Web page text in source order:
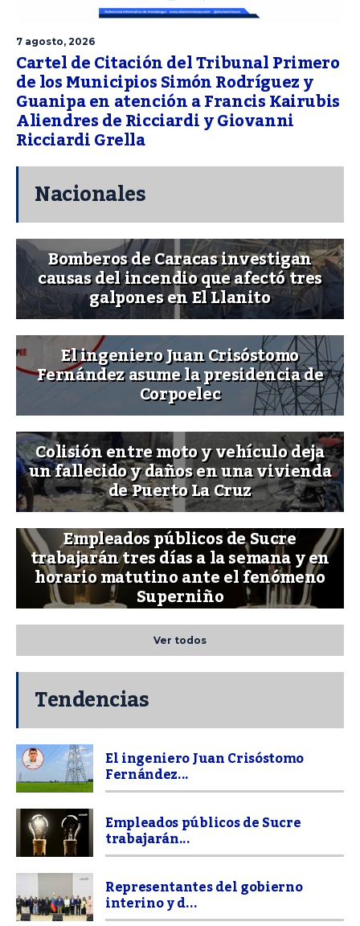
7 agosto, 2026
Cartel de Citación del Tribunal Primero
de los Municipios Simón Rodríguez y
Guanipa en atención a Francis Kairubis
Aliendres de Ricciardi y Giovanni
Ricciardi Grella
Nacionales
Bomberos de Caracas investigan
causas del incendio que afectó tres
galpones en El Llanito
El ingeniero Juan Crisóstomo
Fernández asume la presidencia de
Corpoelec
Colisión entre moto y vehículo deja
un fallecido y daños en una vivienda
de Puerto La Cruz
Empleados públicos de Sucre
trabajarán tres días a la semana y en
horario matutino ante el fenómeno
Superniño
Ver todos
Tendencias
El ingeniero Juan Crisóstomo
Fernández...
Empleados públicos de Sucre
trabajarán...
Representantes del gobierno
interino y d...